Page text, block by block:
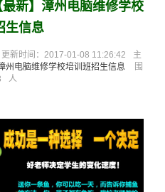
新】漳州电脑维修学校
生信息
更新时间：2017-01-08 11:26:42
主
州电脑维修学校培训班招生信息
围
人